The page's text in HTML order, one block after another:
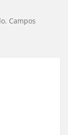
Campos